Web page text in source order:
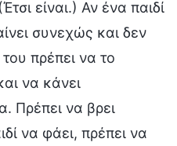
είναι.) Αν ένα παιδί
συνεχώς και δεν
πρέπει να το
να κάνει
Πρέπει να βρει
να φάει, πρέπει να